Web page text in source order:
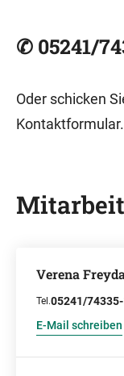
✆ 05241/
Oder schicken
Kontaktformular.
Verena
Tel.05241/
E-Mail schreiben